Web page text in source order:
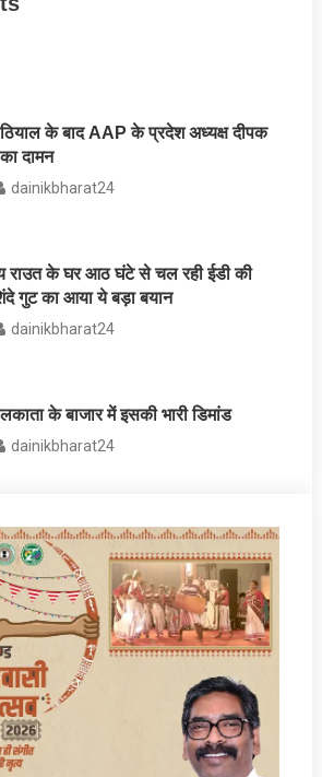
के बाद AAP के प्रदेश अध्यक्ष दीपक
दामन
dainikbharat24
राउत के घर आठ घंटे से चल रही ईडी की
गुट का आया ये बड़ा बयान
dainikbharat24
के बाजार में इसकी भारी डिमांड
dainikbharat24